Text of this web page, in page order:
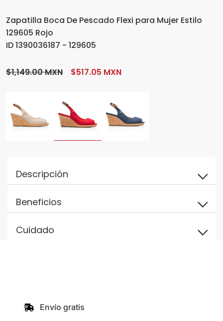
Zapatilla Boca De Pescado Flexi para Mujer Estilo
129605 Rojo
ID 1390036187 - 129605
$1,149.00 MXN $517.05 MXN
Descripción
Beneficios
Cuidado
Envío gratis